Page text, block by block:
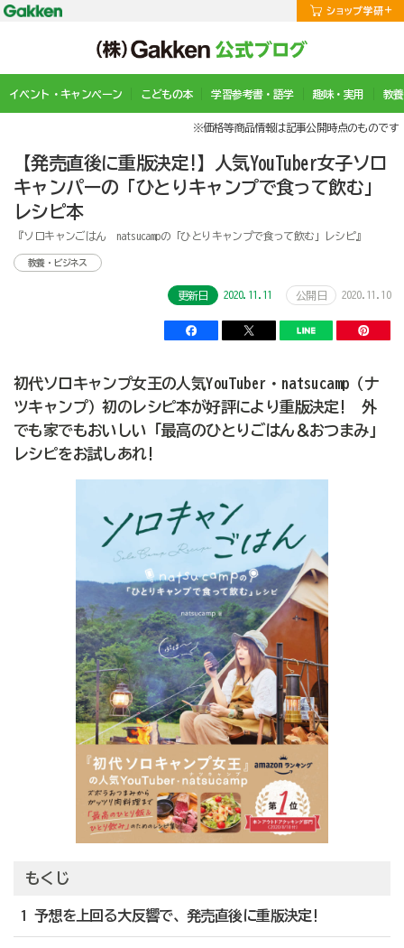
イベント・キャンペーン こどもの本 学習参考書・語学 趣味・実用 教
※価格等商品情報は記事公開時点のものです
【発売直後に重版決定!】人気YouTuber女子ソロ
キャンパーの「ひとりキャンプで食って飲む」
レシピ本
『ソロキャンごはん natsucampの「ひとりキャンプで食って飲む」レシピ』
教養・ビジネス
更新日 2020.11.11 公開日 2020.11.10
初代ソロキャンプ女王の人気YouTuber・natsucamp（ナ
ツキャンプ）初のレシピ本が好評により重版決定! 外
でも家でもおいしい「最高のひとりごはん＆おつまみ」
レシピをお試しあれ!
もくじ
1 予想を上回る大反響で、発売直後に重版決定!